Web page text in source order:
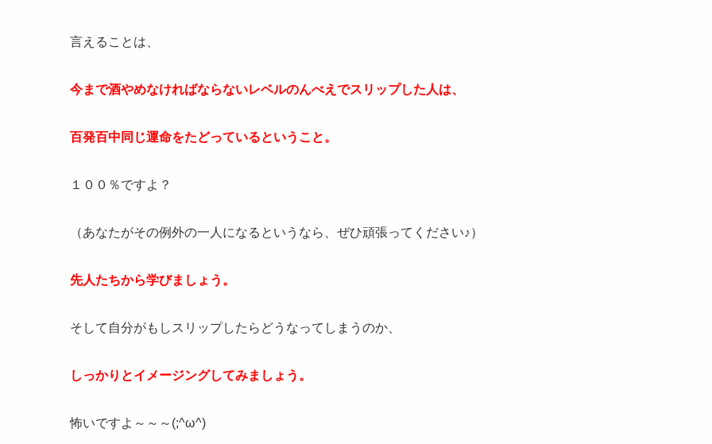
言えることは、
今まで酒やめなければならないレベルのんべえでスリップした人は、
百発百中同じ運命をたどっているということ。
１００％ですよ？
（あなたがその例外の一人になるというなら、ぜひ頑張ってください♪）
先人たちから学びましょう。
そして自分がもしスリップしたらどうなってしまうのか、
しっかりとイメージングしてみましょう。
怖いですよ～～～(;^ω^)